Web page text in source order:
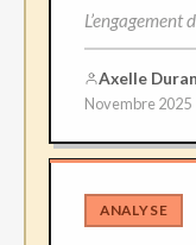
Axelle
Novembre 2025
ANALYSE